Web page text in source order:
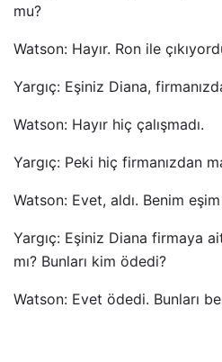
mu?
Watson: Hayır. Ron ile
Yargıç: Eşiniz Diana,
Watson: Hayır hiç çalışmadı.
Yargıç: Peki hiç firmanızdan
Watson: Evet, aldı. Benim
Yargıç: Eşiniz Diana firmaya
mı? Bunları kim ödedi?
Watson: Evet ödedi. Bunları